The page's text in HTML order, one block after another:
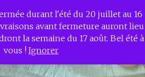
durant l'été du 20 juillet au 16
avant fermeture auront lieu
la semaine du 17 août. Bel été à
vous ! Ignorer
–
de